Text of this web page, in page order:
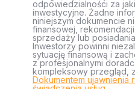
odpowiedzialności za
inwestycyjne. Żadne
niniejszym dokumencie
finansowej,
sprzedaży lub
Inwestorzy powinni
sytuację finansową i
z profesjonalnymi
kompleksowy przegląd,
Dokumentem ujawnienia